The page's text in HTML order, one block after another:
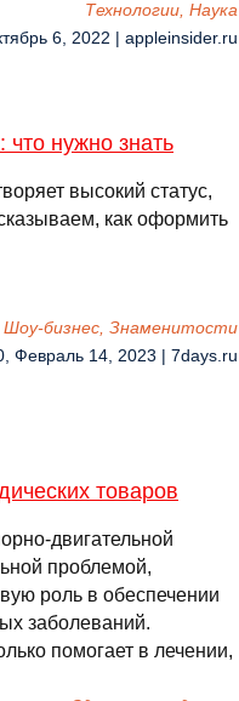
Технологии, Наука
6, 2022 | appleinsider.ru
что нужно знать
высокий статус,
как оформить
Шоу-бизнес, Знаменитости
Февраль 14, 2023 | 7days.ru
товаров
двигательной
проблемой,
роль в обеспечении
заболеваний.
помогает в лечении,